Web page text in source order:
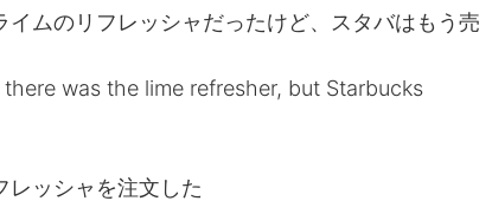
ムのリフレッシャだったけど、スタバはもう売
was the lime refresher, but Starbucks
レッシャを注文した